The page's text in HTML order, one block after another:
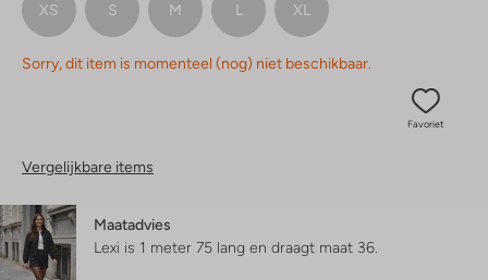
XS S M L XL
Sorry, dit item is momenteel (nog) niet beschikbaar.
Favoriet
Vergelijkbare items
Maatadvies
Lexi is 1 meter 75 lang en draagt maat 36.